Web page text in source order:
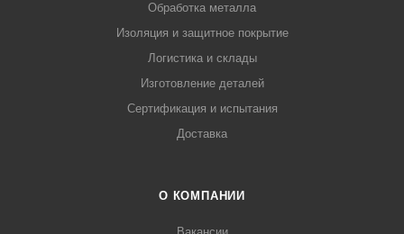
Обработка металла
Изоляция и защитное покрытие
Логистика и склады
Изготовление деталей
Сертификация и испытания
Доставка
О КОМПАНИИ